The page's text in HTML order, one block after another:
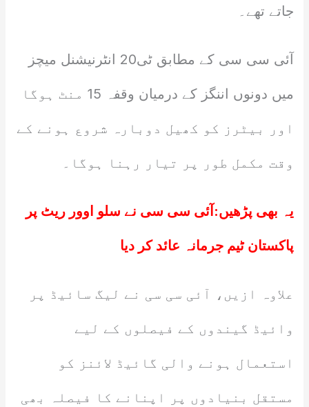
جاتے تھے۔
آئی سی سی کے مطابق ٹی20 انٹرنیشنل میچز
میں دونوں اننگز کے درمیان وقفہ 15 منٹ ہوگا
اور بیٹرز کو کھیل دوبارہ شروع ہونے کے
وقت مکمل طور پر تیار رہنا ہوگا۔
یہ بھی پڑھیں: آئی سی سی نے سلو اوور ریٹ پر
پاکستان ٹیم جرمانہ عائد کر دیا
علاوہ ازیں، آئی سی سی نے لیگ سائیڈ پر
وائیڈ گیندوں کے فیصلوں کے لیے
استعمال ہونے والی گائیڈ لائنز کو
مستقل بنیادوں پر اپنانے کا فیصلہ بھی